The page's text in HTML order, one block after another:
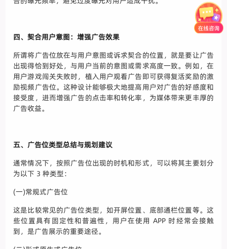
四、契合用户意图：增强广告效果
所谓将广告位放在与用户意图或诉求契合的位置，就是要让广告
出现得恰到好处，与用户当前的意图或需求高度一致。例如，在
用户游戏闯关失败时，植入用户观看广告即可获得复活奖励的激
励视频广告位。这种设计能够极大地提高用户对广告的好感度和
接受度，进而增强广告的点击率和转化率，为媒体带来更丰厚的
广告收益。
五、广告位类型总结与规划建议
通常情况下，按照广告位出现的时机和形式，可以将其主要划分
为以下 3 种类型：
(一)常规式广告位
这是比较常见的广告位类型，如开屏位置、底部通栏位置等。这
些位置具有固定性和普遍性，用户在使用 APP 时经常会接触
到，是广告展示的重要途径。